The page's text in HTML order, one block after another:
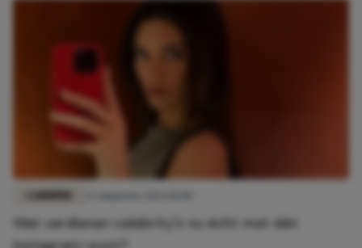
Wat verdienen celebrity's nu écht met één